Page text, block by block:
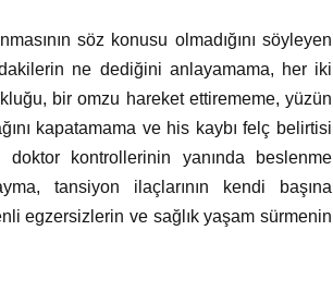
söz konusu olmadığını söyleyen
ne dediğini anlayamama, her iki
bir omzu hareket ettirememe, yüzün
kapatamama ve his kaybı felç belirtisi
kontrollerinin yanında beslenme
tansiyon ilaçlarının kendi başına
egzersizlerin ve sağlık yaşam sürmenin